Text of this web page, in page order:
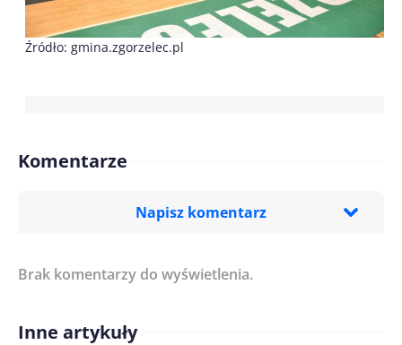
Źródło: gmina.zgorzelec.pl
Komentarze
Napisz komentarz
Treść komentarza*
Imię/ Nick*
Brak komentarzy do wyświetlenia.
Inne artykuły